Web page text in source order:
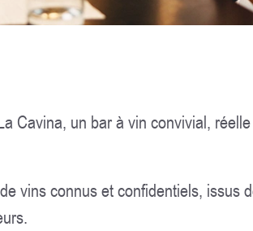
Cavina, un bar à vin convivial,
vins connus et confidentiels, issus